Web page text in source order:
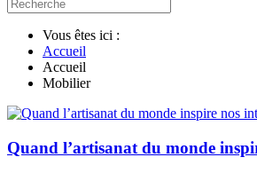
Vous êtes ici :
Accueil
Accueil
Mobilier
Quand l’artisanat du monde